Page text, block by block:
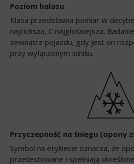
Poziom hałasu
Klasa przedstawia pomiar w
najcichsza, C najgłośniejsza.
zewnątrz pojazdu, gdy jest on
przy wyłączonym silniku.
Przyczepność na śniegu (opony
Symbol na etykiecie oznacza, że
przetestowane i spełniają